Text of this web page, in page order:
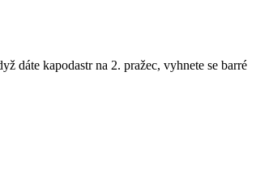
dáte kapodastr na 2. pražec, vyhnete se barré